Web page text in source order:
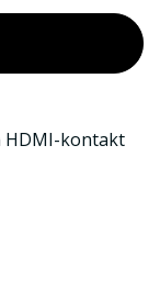
HDMI-kontakt